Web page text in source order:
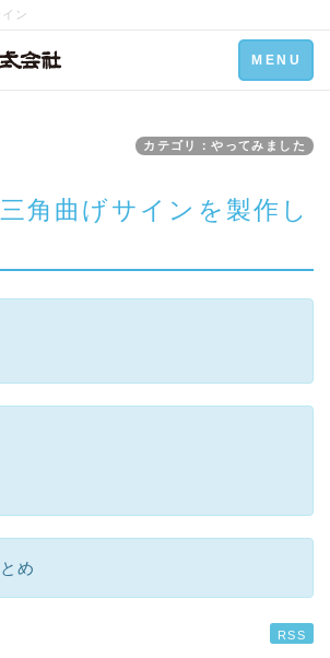
ン
Toggle
navigation
MENU
カテゴリ：やってみました
角曲げサインを製作し
め
RSS